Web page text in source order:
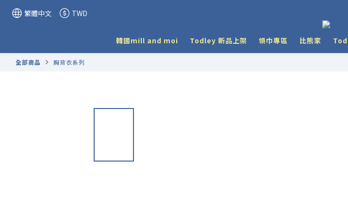
繁體中文 TWD
韓國mill and moi Todley 新品上架 領巾專區 比熊家
全部商品 胸背衣系列